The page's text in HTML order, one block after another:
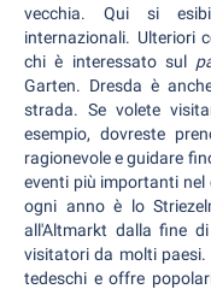
vecchia. Qui si
internazionali. Ulteriori
chi è interessato sul
Garten. Dresda è
strada. Se volete
esempio, dovreste
ragionevole e guidare
eventi più importanti nel
ogni anno è lo
all'Altmarkt dalla fine
visitatori da molti
tedeschi e offre